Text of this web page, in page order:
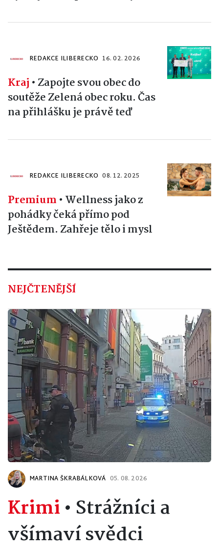
REDAKCE ILIBERECKO 16. 02. 2026
Kraj • Zapojte svou obec do
soutěže Zelená obec roku. Čas
na přihlášku je právě teď
REDAKCE ILIBERECKO 08. 12. 2025
Premium • Wellness jako z
pohádky čeká přímo pod
Ještědem. Zahřeje tělo i mysl
NEJČTENĚJŠÍ
MARTINA ŠKRABÁLKOVÁ 05. 08. 2026
Krimi• Strážníci a
všímaví svědci